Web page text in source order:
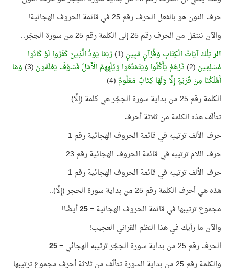
حرف النون هو بالفعل الحرف رقم 25 في قائمة الحروف الهجائية!
والآن ننتقل من الحرف رقم 25 إلى الكلمة رقم 25 من سورة الحِجْر..
الرتِلْكَ آيَاتُ الْكِتَابِ وَقُرْآنٍ مُبِينٍ (1)
رُبَمَا يَوَدُّ الَّذِينَ كَفَرُوا لَوْ كَانُوا
مُسْلِمِينَ (2) ذَرْهُمْ يَأْكُلُوا وَيَتَمَتَّعُوا وَيُلْهِهِمُ الْأَمَلُ فَسَوْفَ يَعْلَمُونَ (3)
وَمَا
أَهْلَكْنَا مِنْ قَرْيَةٍ إِلَّا وَلَهَا كِتَابٌ مَعْلُومٌ (4)
الكلمة رقم 25 من بداية سورة الحِجْر هي كلمة (إِلَّا)..
تتألّف هذه الكلمة من ثلاثة أحرف..
حرف الألف ترتيبه في قائمة الحروف الهجائية رقم 1
حرف اللام ترتيبه في قائمة الحروف الهجائية رقم 23
حرف الألف ترتيبه في قائمة الحروف الهجائية رقم 1
هذه هي أحرف الكلمة رقم 25 من بداية سورة الحجر (إِلَّا)..
مجموع ترتيبها في قائمة الحروف الهجائية =25أيضًا!
والآن ما رأيك في هذا النظم القرآني العجيب!
الحرف رقم 25 من بداية سورة الحِجْر ترتيبه الهجائي =
25
والكلمة رقم 25 من بداية السورة تتألّف من ثلاثة أحرف مجموع ترتيبها